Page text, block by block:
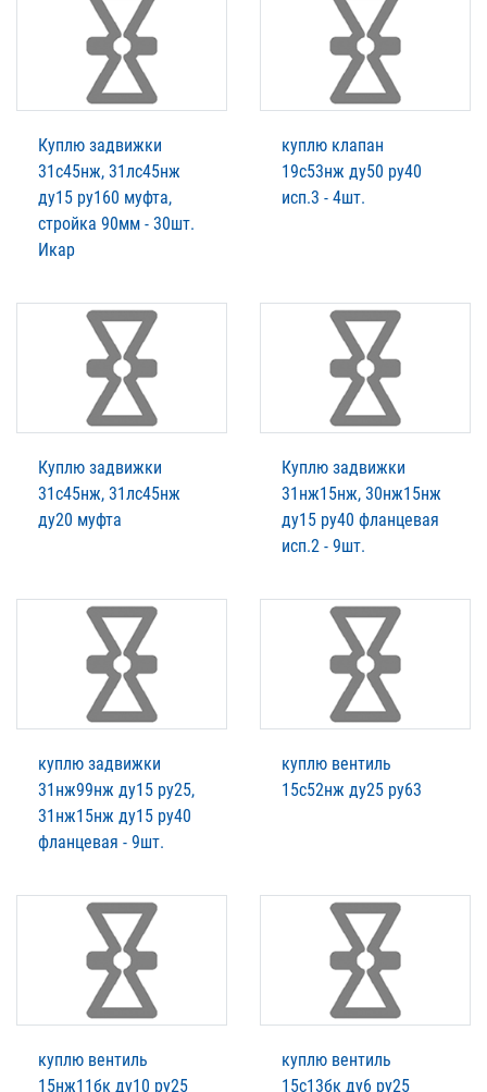
Куплю задвижки
31с45нж, 31лс45нж
ду15 ру160 муфта,
стройка 90мм - 30шт.
Икар
куплю клапан
19с53нж ду50 ру40
исп.3 - 4шт.
Куплю задвижки
31с45нж, 31лс45нж
ду20 муфта
Куплю задвижки
31нж15нж, 30нж15нж
ду15 ру40 фланцевая
исп.2 - 9шт.
куплю задвижки
31нж99нж ду15 ру25,
31нж15нж ду15 ру40
фланцевая - 9шт.
куплю вентиль
15с52нж ду25 ру63
куплю вентиль
15нж11бк ду10 ру25
куплю вентиль
15с13бк ду6 ру25